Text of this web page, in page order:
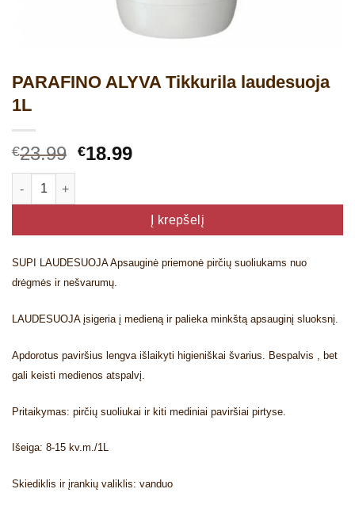
PARAFINO ALYVA Tikkurila laudesuoja
1L
€23.99 Original
€23.99.
€18.99Current
€18.99.
produkto kiekis: PARAFINO ALYVA Tikkurila laudesuoja 1L
Į krepšelį
SUPI LAUDESUOJA Apsauginė priemonė pirčių suoliukams nuo
drėgmės ir nešvarumų.
LAUDESUOJA įsigeria į medieną ir palieka minkštą apsauginį sluoksnį.
Apdorotus paviršius lengva išlaikyti higieniškai švarius. Bespalvis , bet
gali keisti medienos atspalvį.
Pritaikymas: pirčių suoliukai ir kiti mediniai paviršiai pirtyse.
Išeiga: 8-15 kv.m./1L
Skiediklis ir įrankių valiklis: vanduo